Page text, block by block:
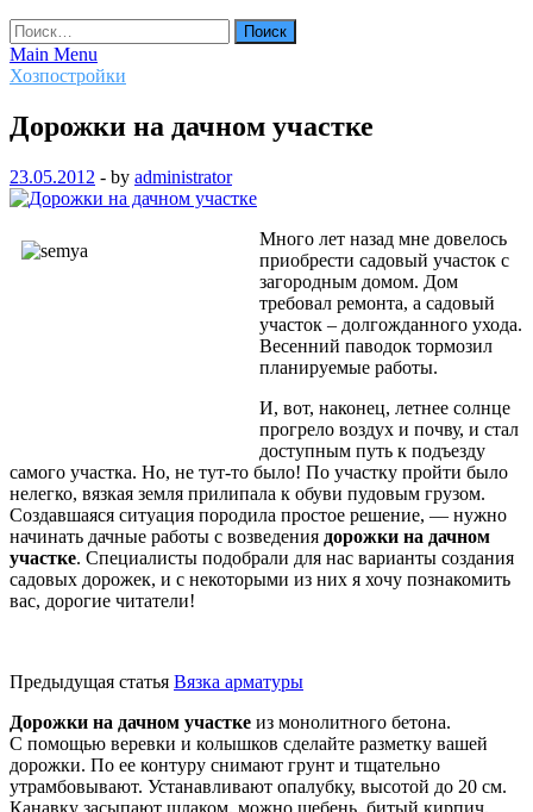
Найти:
Main Menu
Хозпостройки
Дорожки на дачном участке
23.05.2012 - by administrator
Много лет назад мне довелось
приобрести садовый участок с
загородным домом. Дом
требовал ремонта, а садовый
участок – долгожданного ухода.
Весенний паводок тормозил
планируемые работы.
И, вот, наконец, летнее солнце
прогрело воздух и почву, и стал
доступным путь к подъезду
самого участка. Но, не тут-то было! По участку пройти было
нелегко, вязкая земля прилипала к обуви пудовым грузом.
Создавшаяся ситуация породила простое решение, — нужно
начинать дачные работы с возведения дорожки на дачном
участке. Специалисты подобрали для нас варианты создания
садовых дорожек, и с некоторыми из них я хочу познакомить
вас, дорогие читатели!
Предыдущая статья Вязка арматуры
Дорожки на дачном участке из монолитного бетона.
С помощью веревки и колышков сделайте разметку вашей
дорожки. По ее контуру снимают грунт и тщательно
утрамбовывают. Устанавливают опалубку, высотой до 20 см.
Канавку засыпают шлаком, можно щебень, битый кирпич,